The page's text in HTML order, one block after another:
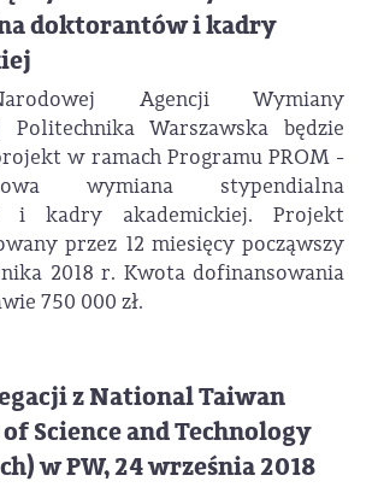
doktorantów i kadry
Agencji Wymiany
Politechnika Warszawska będzie
w ramach Programu PROM -
wymiana stypendialna
i kadry akademickiej. Projekt
przez 12 miesięcy począwszy
2018 r. Kwota dofinansowania
750 000 zł.
z National Taiwan
Science and Technology
w PW, 24 września 2018